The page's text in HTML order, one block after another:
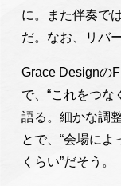
に。また伴奏で
だ。なお、リバ
Grace Designの
で、“これをつな
語る。細かな調
とで、“会場に
くらい”だそう。